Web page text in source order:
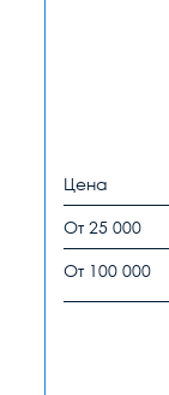
Цена
От 25 000
От 100 000